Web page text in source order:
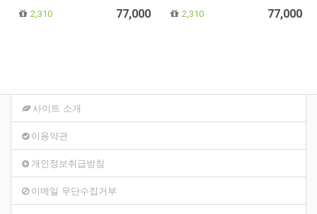
2,310
77,000
2,310
77,000
사이트 소개
이용약관
개인정보취급방침
이메일 무단수집거부